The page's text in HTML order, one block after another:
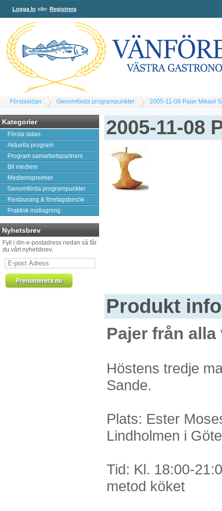
Logga In eller Registrera
Förstasidan Genomförda programpunkter 2005-11-08 Pajer Mikael
Kategorier
Första sidan
Aktuella program
Program samarbetspartners
Bli medlem
Medlemspremier
Genomförda programpunkter
Restaurang & företagsbesök
Praktisk matlagning
Nyhetsbrev
Fyll i din e-postadress nedan så får
du vårt nyhetsbrev.
2005-11-08
Produkt
Pajer från
Höstens tredje
Sande.
Plats: Ester
Lindholmen i
Tid: Kl. 18:00-
metod köket